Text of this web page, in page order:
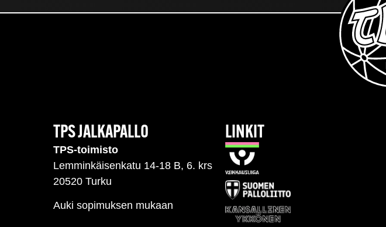
TPS JALKAPALLO
TPS-toimisto
Lemminkäisenkatu 14-18 B, 6. krs
20520 Turku
Auki sopimuksen mukaan
LINKIT